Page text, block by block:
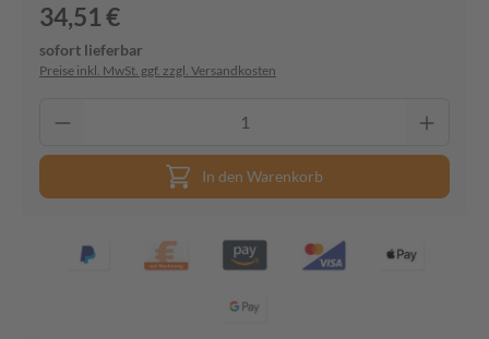
34,51 €
sofort lieferbar
Preise inkl. MwSt. ggf. zzgl. Versandkosten
In den Warenkorb